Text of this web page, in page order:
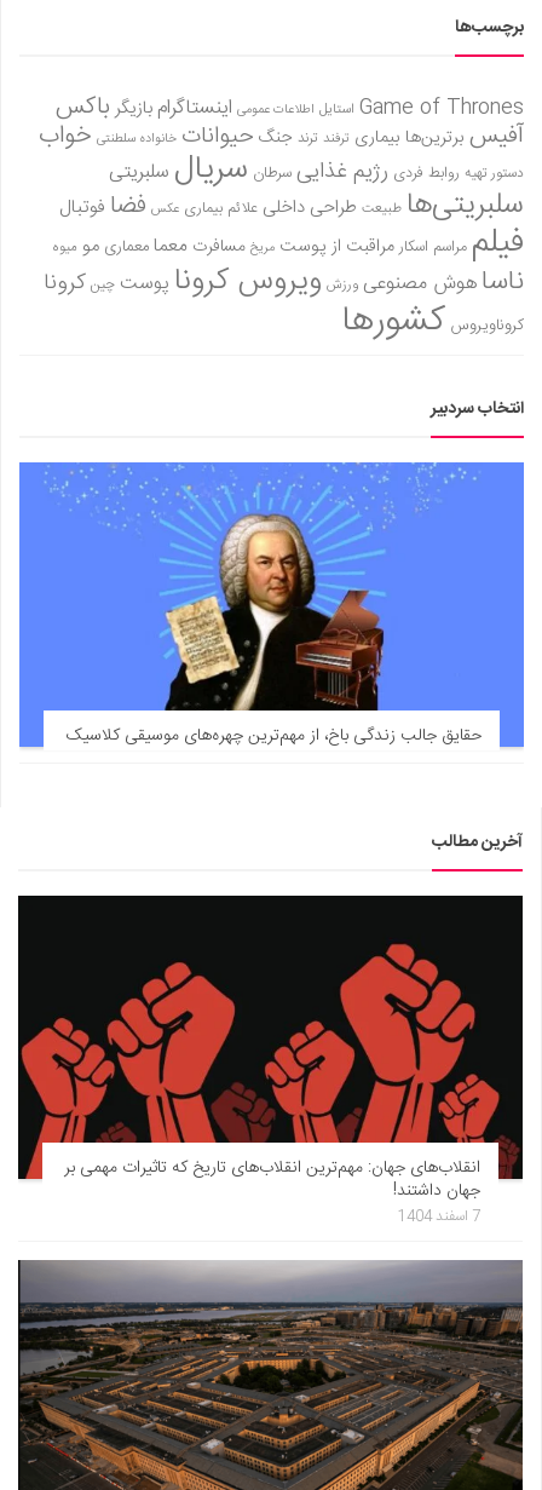
برچسب‌ها
Game of Thrones استایل اطلاعات عمومی اینستاگرام بازیگر باکس
آفیس برترین‌ها بیماری ترفند ترند جنگ حیوانات خانواده سلطنتی خواب
دستور تهیه روابط فردی رژیم غذاییسرطان سریال سلبریتی
سلبریتی‌ها طبیعت طراحی داخلی علائم بیماری عکس فضا فوتبال
فیلم مراسم اسکارمراقبت از پوست مریخ مسافرت معمامعماری مو میوه
ناساهوش مصنوعی ورزش ویروس کرونا پوست چین کرونا
کروناویروس کشورها
انتخاب سردبیر
حقایق جالب زندگی باخ، از مهم‌ترین چهره‌های موسیقی کلاسیک
آخرین مطالب
انقلاب‌های جهان: مهم‌ترین انقلاب‌های تاریخ که تاثیرات مهمی بر
جهان داشتند!
7 اسفند 1404